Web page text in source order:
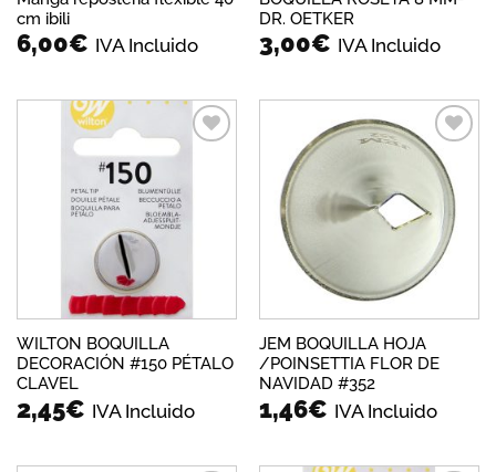
cm ibili
6,00€ IVA Incluido
DR. OETKER
3,00€ IVA Incluido
deseos
WILTON BOQUILLA
DECORACIÓN #150 PÉTALO
CLAVEL
2,45€ IVA Incluido
Añadir
a la
lista de
deseos
JEM BOQUILLA HOJA
/POINSETTIA FLOR DE
NAVIDAD #352
1,46€ IVA Incluido